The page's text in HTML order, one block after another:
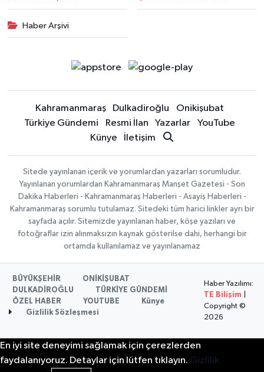
Haber Arşivi
Kahramanmaraş Dulkadiroğlu
Onikişubat
Türkiye Gündemi
Resmi İlan Yazarlar
YouTube
Künye
İletişim
Sitede yayınlanan içerik ve yorumlardan yazarları sorumludur.
Yayınlanan yorumlardan Kahramanmaraş Manşet Gazetesi - Son
Dakika Haberleri - Kahramanmaraş Haberleri - Asayiş Haberleri -
Kahramanmaraş sorumlu tutulamaz. Sitedeki tüm harici linkler ayrı bir
sayfada açılır. Sitemizde yayınlanan haber, köşe yazıları ve
fotoğraflar izin alınmaksızın kaynak gösterilse dahi, herhangi bir
ortamda kullanılamaz ve yayınlanamaz
BÜYÜKŞEHİR
ONİKİŞUBAT
DULKADİROĞLU
TÜRKİYE GÜNDEMİ
ÖZEL HABER
YOUTUBE
Künye
Gizlilik Sözleşmesi
Haber Yazılımı:
TE Bilişim
Copyright ©
2026
En iyi site deneyimi sağlamak için çerezlerden
faydalanıyoruz. Detaylar için lütfen tıklayın. Gizlilik